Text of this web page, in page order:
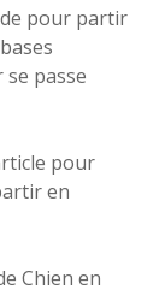
pour partir
passe
pour
en
Chien en